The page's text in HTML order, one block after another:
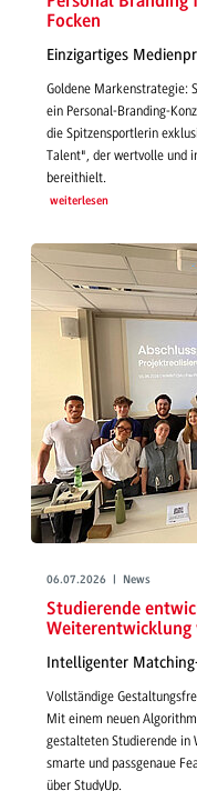
Focken
Einzigartiges
Goldene Markenstrategie:
ein Personal-Branding-
die Spitzensportlerin
Talent", der wertvolle und
bereithielt.
weiterlesen
06.07.2026 | News
Studierende
Intelligenter
Vollständige
Mit einem neuen
gestalteten Studierende
smarte und passgenaue
über StudyUp.